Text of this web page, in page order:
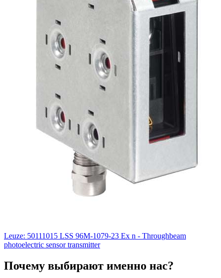
Leuze: 50111015 LSS 96M-1079-23 Ex n - Throughbeam
photoelectric sensor transmitter
Почему выбирают именно нас?